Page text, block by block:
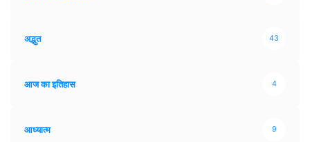
अद्भुत 43
आज का इतिहास 4
आध्यात्म 9